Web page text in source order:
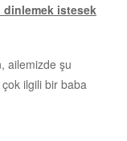
istesek
ailemizde şu
ilgili bir baba